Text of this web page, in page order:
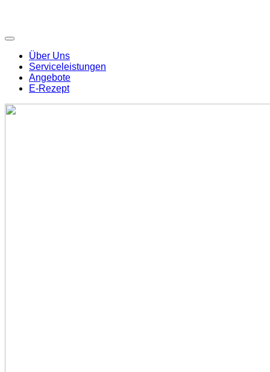
Über Uns
Serviceleistungen
Angebote
E-Rezept